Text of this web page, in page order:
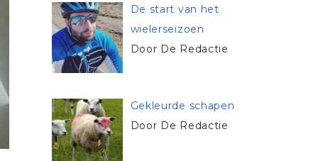
De start van het
wielerseizoen
Door De Redactie
Gekleurde schapen
Door De Redactie